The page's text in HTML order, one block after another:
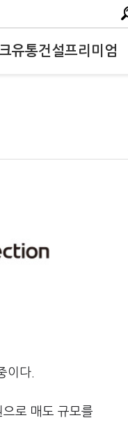
유통건설프리미엄
이다.
로 매도 규모를